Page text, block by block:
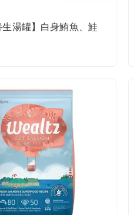
生湯罐】白身鮪魚、鮭